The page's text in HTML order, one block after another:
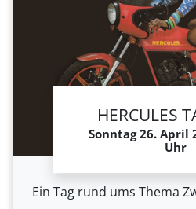
HERCULES
Sonntag 26. April
Uhr
Ein Tag rund ums Thema